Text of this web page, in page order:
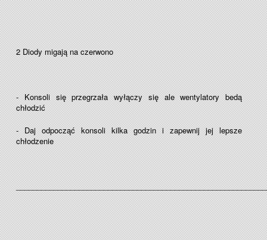
2 Diody migają na czerwono
- Konsoli się przegrzała wyłączy się ale wentylatory bedą
chłodzić
- Daj odpocząć konsoli kilka godzin i zapewnij jej lepsze
chłodzenie